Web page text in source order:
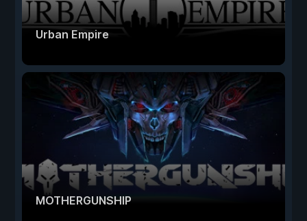
Urban Empire
MOTHERGUNSHIP